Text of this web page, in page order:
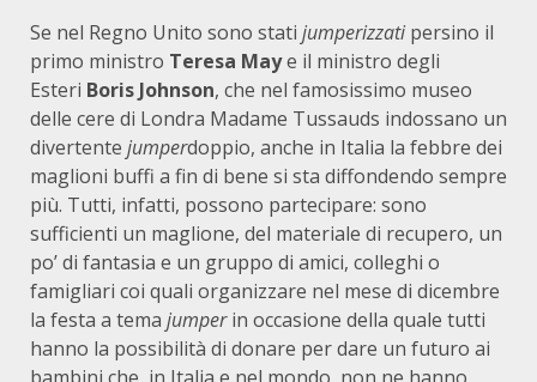
Se nel Regno Unito sono stati jumperizzati persino il
primo ministro Teresa Maye il ministro degli
Esteri Boris Johnson, che nel famosissimo museo
delle cere di Londra Madame Tussauds indossano un
divertente jumperdoppio, anche in Italia la febbre dei
maglioni buffi a fin di bene si sta diffondendo sempre
più. Tutti, infatti, possono partecipare: sono
sufficienti un maglione, del materiale di recupero, un
po’ di fantasia e un gruppo di amici, colleghi o
famigliari coi quali organizzare nel mese di dicembre
la festa a tema jumperin occasione della quale tutti
hanno la possibilità di donare per dare un futuro ai